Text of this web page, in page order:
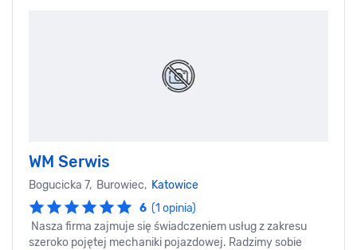
WM Serwis
Bogucicka 7, Burowiec, Katowice
6 (1 opinia)
Nasza firma zajmuje się świadczeniem usług z zakresu
szeroko pojętej mechaniki pojazdowej. Radzimy sobie